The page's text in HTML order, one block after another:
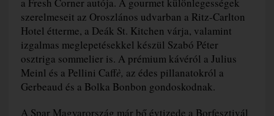
a Fresh Corner autója. A gourmet különlegességek
szerelmeseit az Oroszlános udvarban a Ritz-Carlton
Hotel étterme, a Deák St. Kitchen várja, valamint
izgalmas meglepetésekkel készül Szabó Péter
osztriga sommelier is. A prémium kávéról a Julius
Meinl és a Pellini Caffè, az édes pillanatokról a
Gerbeaud és a Bolka Bonbon gondoskodnak.
A Spar Magyarország már bő évtizede a Borfesztivál